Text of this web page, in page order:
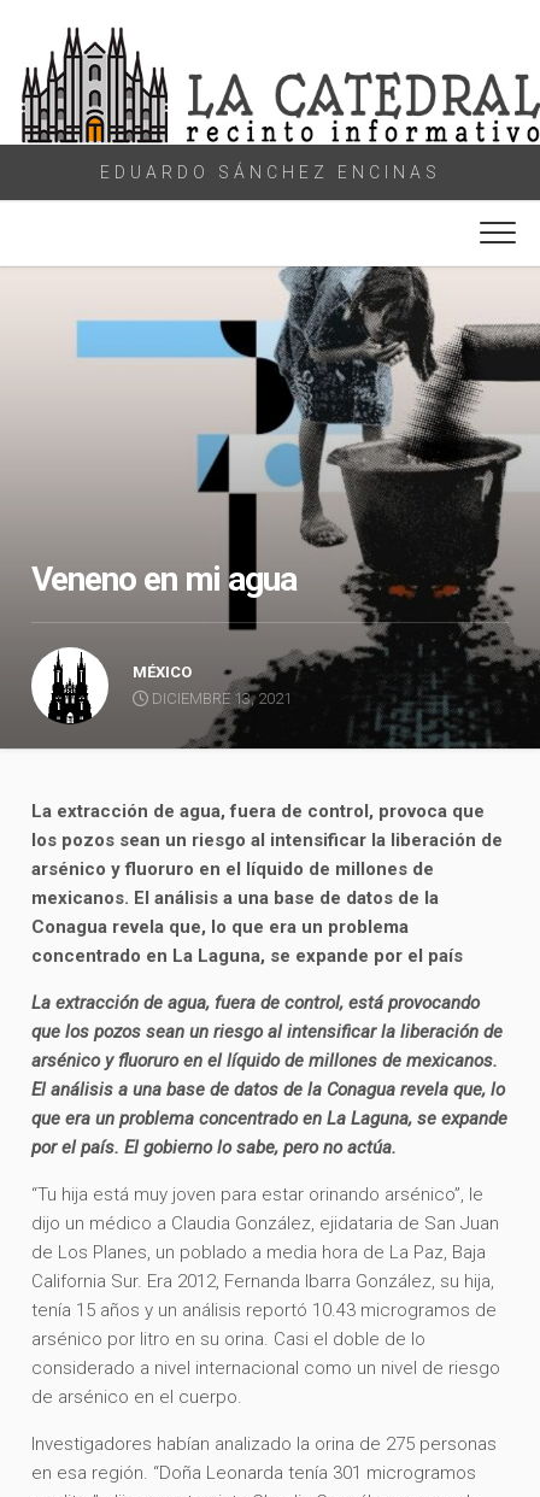
content
EDUARDO SÁNCHEZ ENCINAS
Veneno en mi agua
MÉXICO
DICIEMBRE 13, 2021
La extracción de agua, fuera de control, provoca que
los pozos sean un riesgo al intensificar la liberación de
arsénico y fluoruro en el líquido de millones de
mexicanos. El análisis a una base de datos de la
Conagua revela que, lo que era un problema
concentrado en La Laguna, se expande por el país
La extracción de agua, fuera de control, está provocando
que los pozos sean un riesgo al intensificar la liberación de
arsénico y fluoruro en el líquido de millones de mexicanos.
El análisis a una base de datos de la Conagua revela que, lo
que era un problema concentrado en La Laguna, se expande
por el país. El gobierno lo sabe, pero no actúa.
“Tu hija está muy joven para estar orinando arsénico”, le
dijo un médico a Claudia González, ejidataria de San Juan
de Los Planes, un poblado a media hora de La Paz, Baja
California Sur. Era 2012, Fernanda Ibarra González, su hija,
tenía 15 años y un análisis reportó 10.43 microgramos de
arsénico por litro en su orina. Casi el doble de lo
considerado a nivel internacional como un nivel de riesgo
de arsénico en el cuerpo.
Investigadores habían analizado la orina de 275 personas
en esa región. “Doña Leonarda tenía 301 microgramos